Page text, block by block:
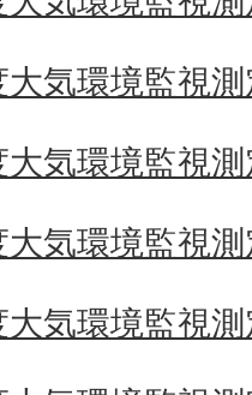
気環境監視
気環境監視
気環境監視
気環境監視